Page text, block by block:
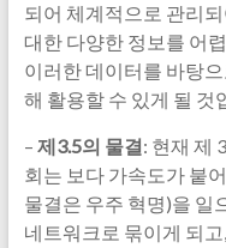
되어 체계적으로 관리
대한 다양한 정보를 어
이러한 데이터를 바탕
해 활용할 수 있게 될 것
– 제3.5의 물결: 현재 제
회는 보다 가속도가 붙
물결은 우주 혁명)을 일
네트워크로 묶이게 되